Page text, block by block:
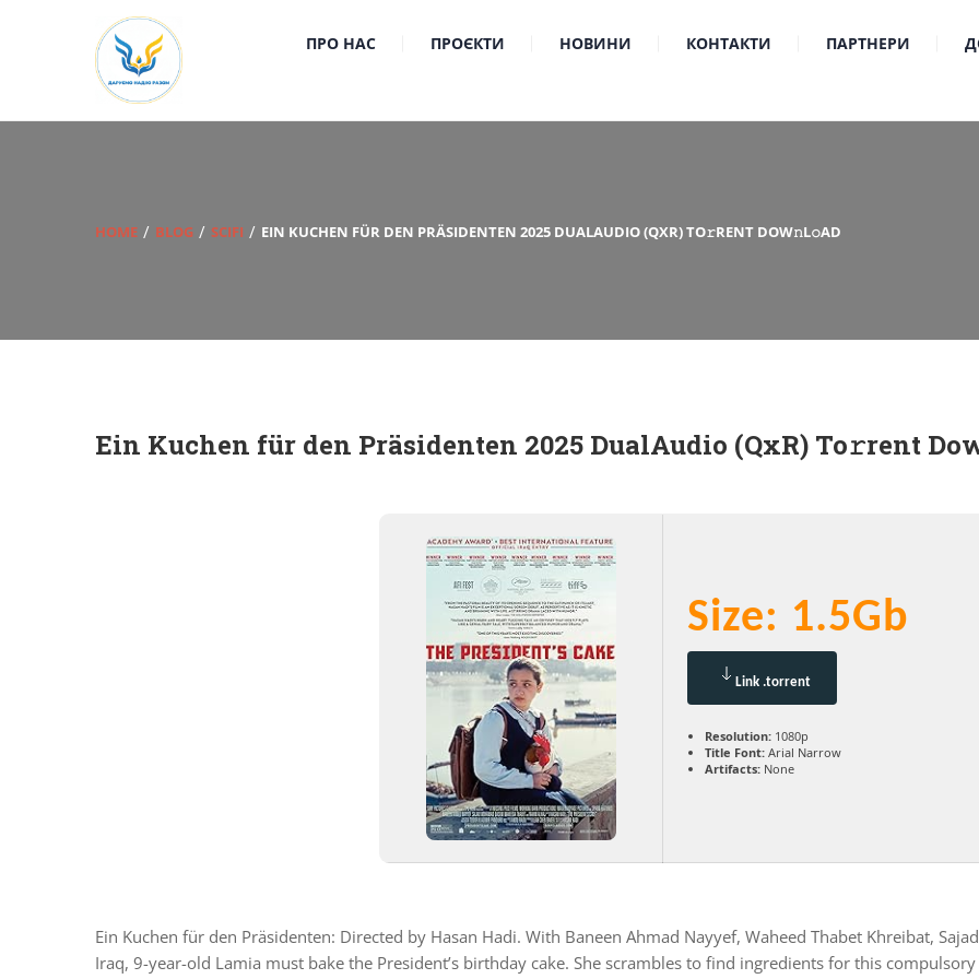
ПРО НАС ПРОЄКТИ НОВИНИ КОНТАКТИ ПАРТНЕРИ
HOME BLOG SCIFI EIN KUCHEN FÜR DEN PRÄSIDENTEN 2025 DUALAUDIO (QXR) TO𝚛RENT DOW𝚗L𝚘AD
Ein Kuchen für den Präsidenten 2025 DualAudio (QxR) To𝚛rent
Size: 1.5Gb
Link .torrent
Resolution: 1080p
Title Font: Arial Narrow
Artifacts: None
Ein Kuchen für den Präsidenten: Directed by Hasan Hadi. With Baneen Ahmad Nayyef, Waheed Thabet Khreibat,
Iraq, 9-year-old Lamia must bake the President’s birthday cake. She scrambles to find ingredients for this